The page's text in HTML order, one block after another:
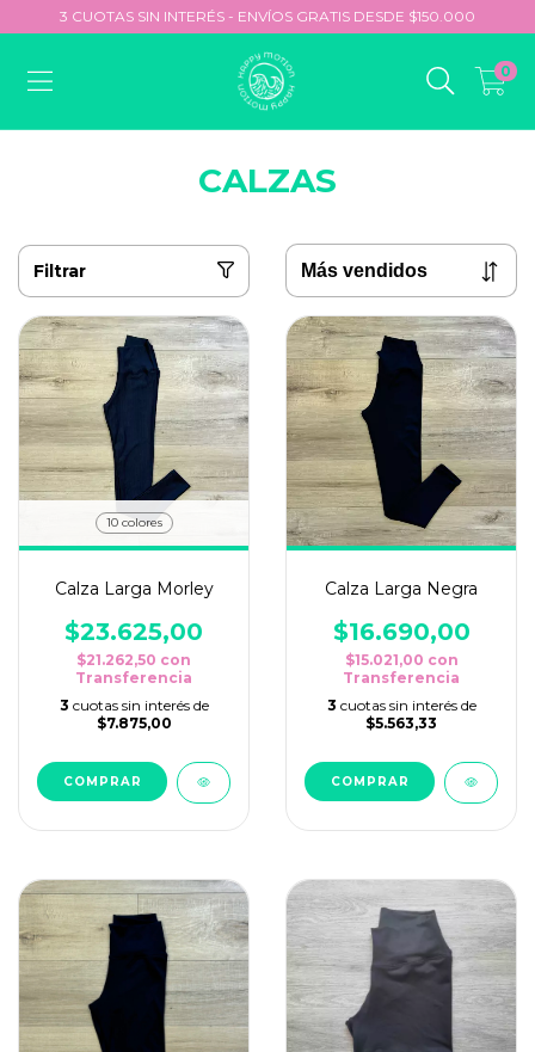
3 CUOTAS SIN INTERÉS - ENVÍOS GRATIS DESDE $150.000
0
CALZAS
Filtrar
10 colores
Calza Larga Morley
$23.625,00
$21.262,50 con
Transferencia
3 cuotas sin interés de
$7.875,00
COMPRAR
Calza Larga Negra
$16.690,00
$15.021,00 con
Transferencia
3 cuotas sin interés de
$5.563,33
COMPRAR